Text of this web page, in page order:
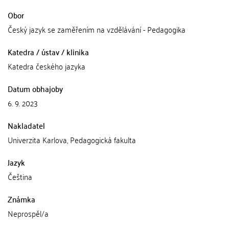
Obor
Český jazyk se zaměřením na vzdělávání - Pedagogika
Katedra / ústav / klinika
Katedra českého jazyka
Datum obhajoby
6. 9. 2023
Nakladatel
Univerzita Karlova, Pedagogická fakulta
Jazyk
Čeština
Známka
Neprospěl/a